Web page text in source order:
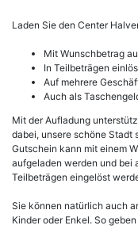
Laden Sie den Center
Mit Wunschbetrag
In Teilbeträgen
Auf mehrere
Auch als
Mit der Aufladung
dabei, unsere schöne Stadt
Gutschein kann mit einem
aufgeladen werden und bei
Teilbeträgen eingelöst
Sie können natürlich auch
Kinder oder Enkel. So